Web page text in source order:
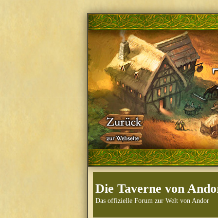
Die Taverne von
Das offizielle Forum zur Welt von Andor